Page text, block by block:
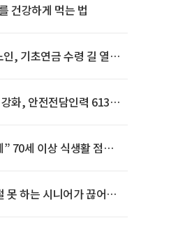
건강하게 먹는 법
, 기초연금 수령 길 열린
화, 안전전담인력 613명
70세 이상 식생활 점수
하는 시니어가 끊어야